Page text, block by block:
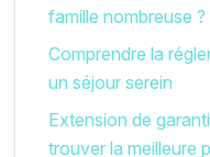
famille nombreuse ?
Comprendre la
un séjour serein
Extension de
trouver la meilleure